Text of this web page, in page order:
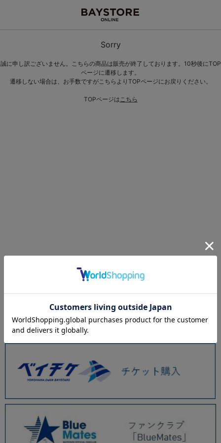
Sorry
誠に申し訳ございません。こちらの商品は販売が終了しております。10秒後にTOP
ページに遷移します。
遷移しない場合は、お手数ですがこちらよりTOPページにお戻りください。
TOPページはこちら